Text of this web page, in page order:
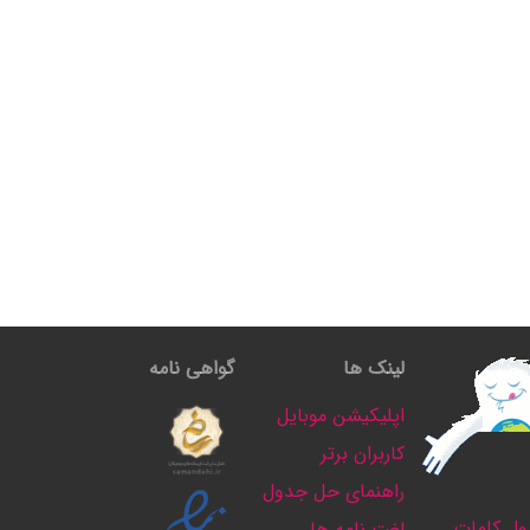
لینک ها
اپلیکیشن موبایل
کاربران برتر
راهنمای حل جدول
گواهی نامه